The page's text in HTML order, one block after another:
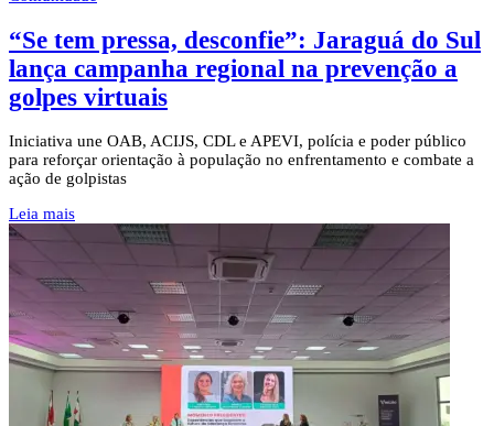
“Se tem pressa, desconfie”: Jaraguá do Sul
lança campanha regional na prevenção a
golpes virtuais
Iniciativa une OAB, ACIJS, CDL e APEVI, polícia e poder público
para reforçar orientação à população no enfrentamento e combate a
ação de golpistas
Leia mais